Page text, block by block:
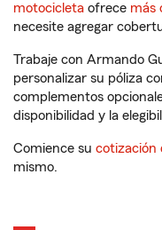
motocicleta ofrece más
necesite agregar
Trabaje con Armando
personalizar su póliza
complementos
disponibilidad y la
Comience su cotización
mismo.